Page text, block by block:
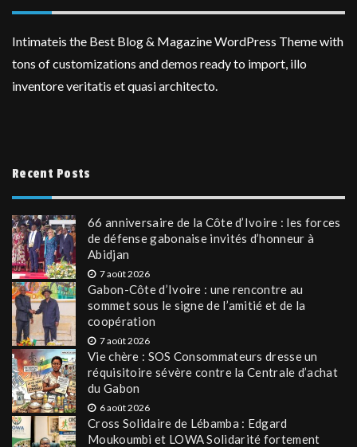
Intimateis the Best Blog & Magazine WordPress Theme with
tons of customizations and demos ready to import, illo
inventore veritatis et quasi architecto.
Recent Posts
66 anniversaire de la Côte d’Ivoire : les forces
de défense gabonaise invités d’honneur à
Abidjan
7 août 2026
Gabon-Côte d’Ivoire : une rencontre au
sommet sous le signe de l’amitié et de la
coopération
7 août 2026
Vie chère : SOS Consommateurs dresse un
réquisitoire sévère contre la Centrale d’achat
du Gabon
6 août 2026
Cross Solidaire de Lébamba : Edgard
Moukoumbi et LOWA Solidarité fortement